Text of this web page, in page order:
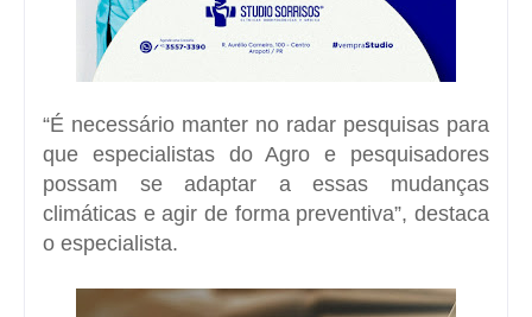
“É necessário manter no radar pesquisas para
que especialistas do Agro e pesquisadores
possam se adaptar a essas mudanças
climáticas e agir de forma preventiva”, destaca
o especialista.